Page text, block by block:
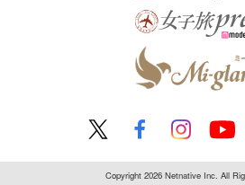
Copyright 2026 Netnative Inc. All